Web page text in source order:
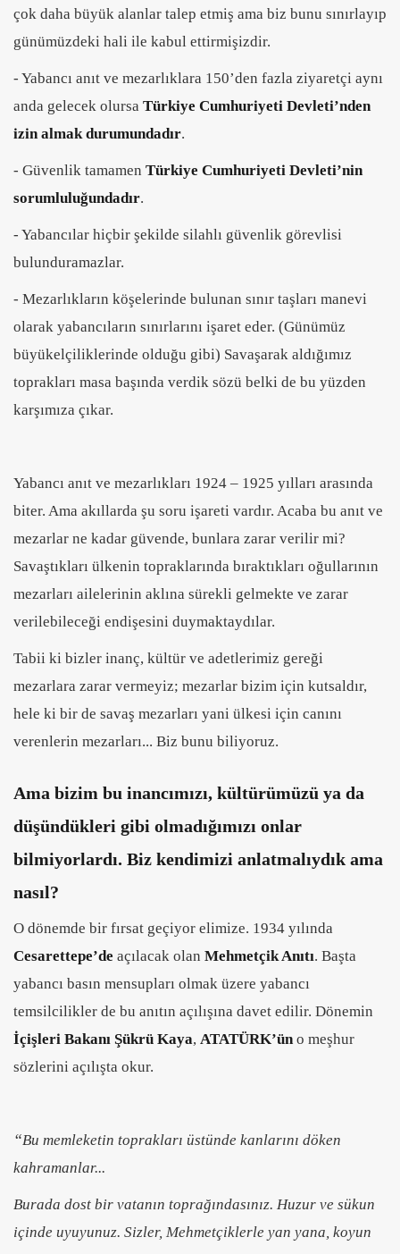
çok daha büyük alanlar talep etmiş ama biz bunu sınırlayıp
günümüzdeki hali ile kabul ettirmişizdir.
- Yabancı anıt ve mezarlıklara 150’den fazla ziyaretçi aynı
anda gelecek olursa Türkiye Cumhuriyeti Devleti’nden
izin almak durumundadır.
- Güvenlik tamamen Türkiye Cumhuriyeti Devleti’nin
sorumluluğundadır.
- Yabancılar hiçbir şekilde silahlı güvenlik görevlisi
bulunduramazlar.
- Mezarlıkların köşelerinde bulunan sınır taşları manevi
olarak yabancıların sınırlarını işaret eder. (Günümüz
büyükelçiliklerinde olduğu gibi) Savaşarak aldığımız
toprakları masa başında verdik sözü belki de bu yüzden
karşımıza çıkar.
Yabancı anıt ve mezarlıkları 1924 – 1925 yılları arasında
biter. Ama akıllarda şu soru işareti vardır. Acaba bu anıt ve
mezarlar ne kadar güvende, bunlara zarar verilir mi?
Savaştıkları ülkenin topraklarında bıraktıkları oğullarının
mezarları ailelerinin aklına sürekli gelmekte ve zarar
verilebileceği endişesini duymaktaydılar.
Tabii ki bizler inanç, kültür ve adetlerimiz gereği
mezarlara zarar vermeyiz; mezarlar bizim için kutsaldır,
hele ki bir de savaş mezarları yani ülkesi için canını
verenlerin mezarları... Biz bunu biliyoruz.
Ama bizim bu inancımızı, kültürümüzü ya da
düşündükleri gibi olmadığımızı onlar
bilmiyorlardı. Biz kendimizi anlatmalıydık ama
nasıl?
O dönemde bir fırsat geçiyor elimize. 1934 yılında
Cesarettepe’de açılacak olan Mehmetçik Anıtı. Başta
yabancı basın mensupları olmak üzere yabancı
temsilcilikler de bu anıtın açılışına davet edilir. Dönemin
İçişleri Bakanı Şükrü Kaya, ATATÜRK’ün o meşhur
sözlerini açılışta okur.
“Bu memleketin toprakları üstünde kanlarını döken
kahramanlar...
Burada dost bir vatanın toprağındasınız. Huzur ve sükun
içinde uyuyunuz. Sizler, Mehmetçiklerle yan yana, koyun